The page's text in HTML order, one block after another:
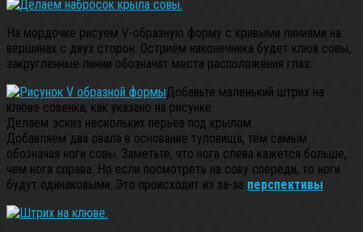
На мордочке рисуем V-образную форму с кривыми линиями на
вершинах с двух сторон. Остриём наконечника будет клюв совы,
закругленные линии обозначат места расположения глаз.
Добавьте маленький штрих на
клюве совенка, как указано на рисунке.
Делаем эскиз нескольких перьев под крылом.
Добавляем два овала в основание туловища, тем самым
обозначая ноги совы. Заметьте, что нога слева кажется больше,
чем нога справа. Но если посмотреть на сову спереди, то ноги
будут одинаковыми. Это происходит из за-за перспективы.